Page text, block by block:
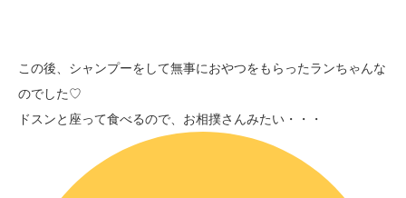
この後、シャンプーをして無事におやつをもらったランちゃんな
のでした♡
ドスンと座って食べるので、お相撲さんみたい・・・